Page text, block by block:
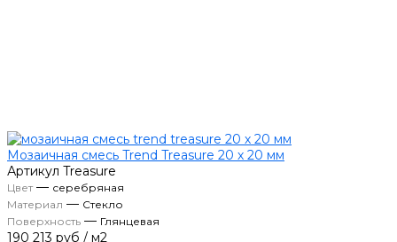
Мозаичная смесь Trend Treasure 20 х 20 мм
Артикул Treasure
Цвет— серебряная
Материал — Стекло
Поверхность — Глянцевая
190 213 руб / м2